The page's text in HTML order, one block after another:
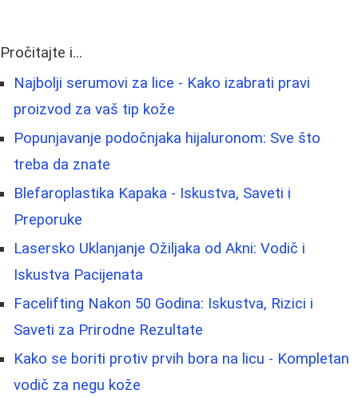
Pročitajte i...
Najbolji serumovi za lice - Kako izabrati pravi
proizvod za vaš tip kože
Popunjavanje podočnjaka hijaluronom: Sve što
treba da znate
Blefaroplastika Kapaka - Iskustva, Saveti i
Preporuke
Lasersko Uklanjanje Ožiljaka od Akni: Vodič i
Iskustva Pacijenata
Facelifting Nakon 50 Godina: Iskustva, Rizici i
Saveti za Prirodne Rezultate
Kako se boriti protiv prvih bora na licu - Kompletan
vodič za negu kože